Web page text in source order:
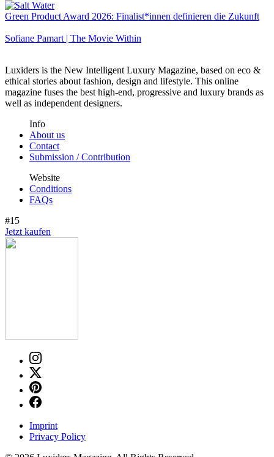
Green Product Award 2026: Finalist*innen definieren die Zukunft
Sofiane Pamart | The Movie Within
Luxiders is the New Intelligent Luxury Magazine, based on eco &
ethical stories about fashion, design and lifestyle. This online
magazine fuses the best high-end, progressive and luxury brands as
well as independent designers.
Info
About us
Contact
Submission / Contribution
Website
Conditions
FAQs
#15
Jetzt kaufen
Imprint
Privacy Policy